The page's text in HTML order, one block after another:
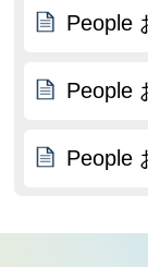
People
People
People